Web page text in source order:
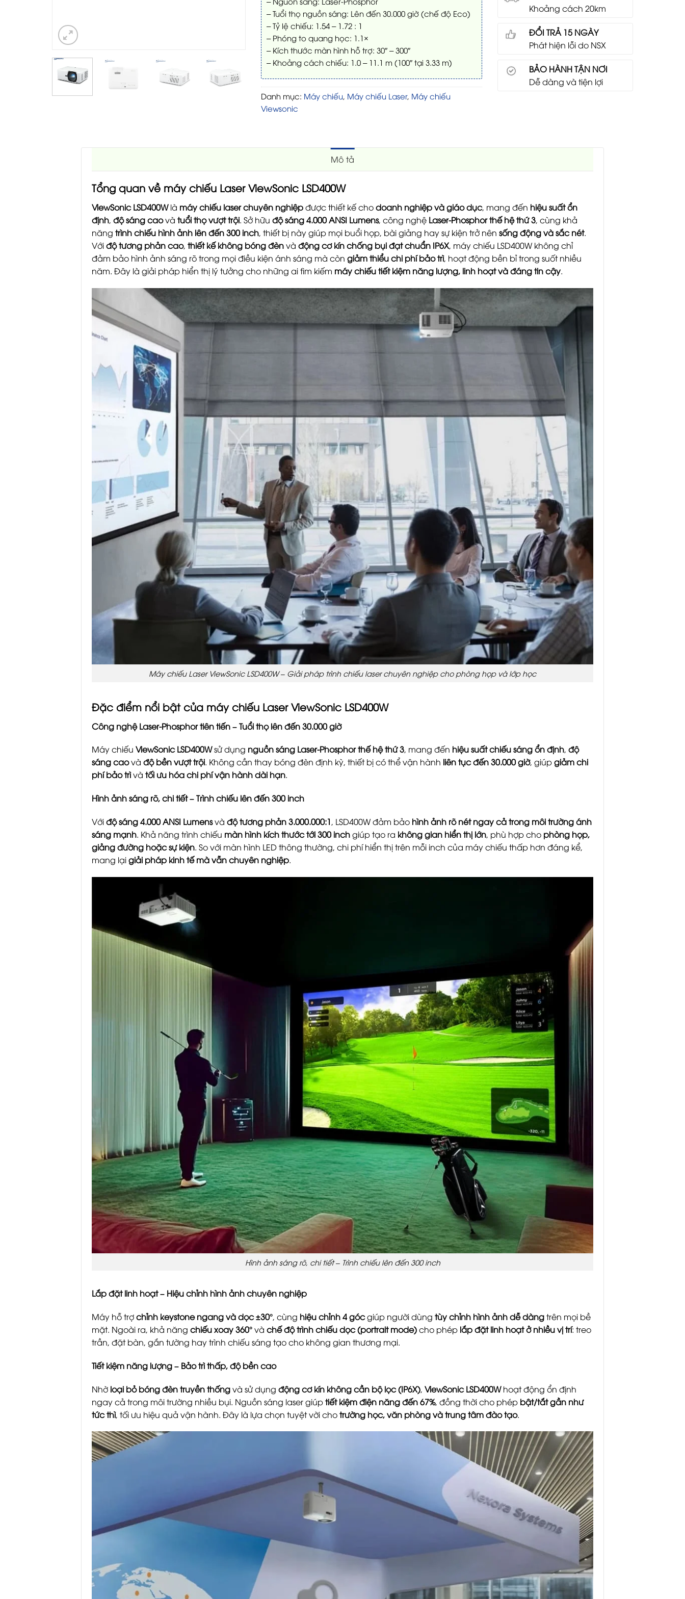
– Tuổi thọ nguồn sáng: Lên đến 30.000 giờ (chế độ Eco)
– Tỷ lệ chiếu: 1.54 – 1.72 : 1
– Phóng to quang học: 1.1×
– Kích thước màn hình hỗ trợ: 30″ – 300″
– Khoảng cách chiếu: 1.0 – 11.1 m (100″ tại 3.33 m)
Danh mục: Máy chiếu, Máy chiếu Laser, Máy chiếu
Viewsonic
Khoảng cách 20km
ĐỔI TRẢ 15 NGÀY
Phát hiện lỗi do NSX
BẢO HÀNH TẬN NƠI
Dễ dàng và tiện lợi
Mô tả
Tổng quan về máy chiếu Laser ViewSonic LSD400W
ViewSonic LSD400Wlà máy chiếu laser chuyên nghiệpđược thiết kế chodoanh nghiệp và giáo dục, mang đến hiệu suất ổn
định, độ sáng caovà tuổi thọ vượt trội. Sở hữu độ sáng 4.000 ANSI Lumens, công nghệ Laser-Phosphor thế hệ thứ 3, cùng khả
năng trình chiếu hình ảnh lên đến 300 inch, thiết bị này giúp mọi buổi họp, bài giảng hay sự kiện trở nên sống động và sắc nét.
Vớiđộ tương phản cao, thiết kế không bóng đènvà động cơ kín chống bụi đạt chuẩn IP6X, máy chiếu LSD400W không chỉ
đảm bảo hình ảnh sáng rõ trong mọi điều kiện ánh sáng mà còn giảm thiểu chi phí bảo trì, hoạt động bền bỉ trong suốt nhiều
năm. Đây là giải pháp hiển thị lý tưởng cho những ai tìm kiếm máy chiếu tiết kiệm năng lượng, linh hoạt và đáng tin cậy.
Máy chiếu Laser ViewSonic LSD400W – Giải pháp trình chiếu laser chuyên nghiệp cho phòng họp và lớp học
Đặc điểm nổi bật của máy chiếu Laser ViewSonic LSD400W
Công nghệ Laser-Phosphor tiên tiến – Tuổi thọ lên đến 30.000 giờ
Máy chiếu ViewSonic LSD400Wsử dụng nguồn sáng Laser-Phosphor thế hệ thứ 3, mang đến hiệu suất chiếu sáng ổn định, độ
sáng caovà độ bền vượt trội. Không cần thay bóng đèn định kỳ, thiết bị có thể vận hành liên tục đến 30.000 giờ, giúpgiảm chi
phí bảo trìvà tối ưu hóa chi phí vận hành dài hạn.
Hình ảnh sáng rõ, chi tiết – Trình chiếu lên đến 300 inch
Vớiđộ sáng 4.000 ANSI Lumensvà độ tương phản 3.000.000:1, LSD400W đảm bảo hình ảnh rõ nét ngay cả trong môi trường ánh
sáng mạnh. Khả năng trình chiếu màn hình kích thước tới 300 inchgiúp tạo ra không gian hiển thị lớn, phù hợp cho phòng họp,
giảng đường hoặc sự kiện. So với màn hình LED thông thường, chi phí hiển thị trên mỗi inch của máy chiếu thấp hơn đáng kể,
mang lạigiải pháp kinh tế mà vẫn chuyên nghiệp.
Hình ảnh sáng rõ, chi tiết – Trình chiếu lên đến 300 inch
Lắp đặt linh hoạt – Hiệu chỉnh hình ảnh chuyên nghiệp
Máy hỗ trợchỉnh keystone ngang và dọc ±30°, cùng hiệu chỉnh 4 gócgiúp người dùng tùy chỉnh hình ảnh dễ dàngtrên mọi bề
mặt. Ngoài ra, khả năng chiếu xoay 360°và chế độ trình chiếu dọc (portrait mode)cho phép lắp đặt linh hoạt ở nhiều vị trí: treo
trần, đặt bàn, gắn tường hay trình chiếu sáng tạo cho không gian thương mại.
Tiết kiệm năng lượng – Bảo trì thấp, độ bền cao
Nhờ loại bỏ bóng đèn truyền thốngvà sử dụng động cơ kín không cần bộ lọc (IP6X), ViewSonic LSD400Whoạt động ổn định
ngay cả trong môi trường nhiều bụi. Nguồn sáng laser giúptiết kiệm điện năng đến 67%, đồng thời cho phép bật/tắt gần như
tức thì, tối ưu hiệu quả vận hành. Đây là lựa chọn tuyệt vời chotrường học, văn phòng và trung tâm đào tạo.